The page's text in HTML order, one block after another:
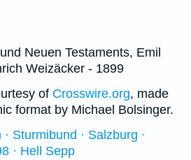
Neuen Testaments, Emil
Weizäcker - 1899
of Crosswire.org, made
format by Michael Bolsinger.
Sturmibund · Salzburg ·
· Hell Sepp